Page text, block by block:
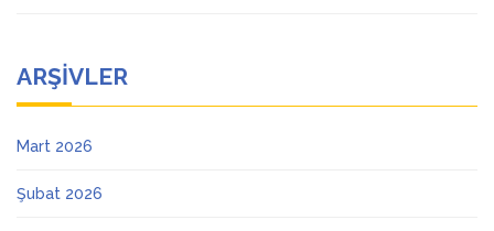
ARŞIVLER
Mart 2026
Şubat 2026